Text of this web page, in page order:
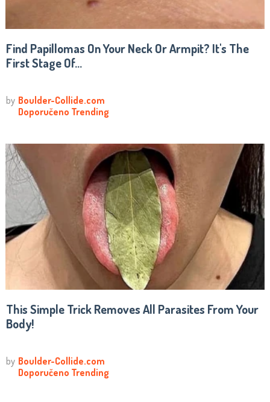
Find Papillomas On Your Neck Or Armpit? It's The
First Stage Of...
This Simple Trick Removes All Parasites From Your
Body!